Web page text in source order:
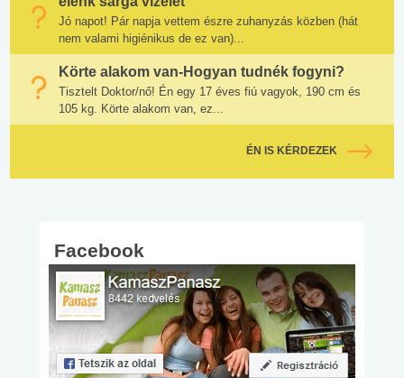
Jó napot! Pár napja vettem észre zuhanyzás közben (hát
nem valami higiénikus de ez van)...
Körte alakom van-Hogyan tudnék fogyni?
Tisztelt Doktor/nő! Én egy 17 éves fiú vagyok, 190 cm és
105 kg. Körte alakom van, ez...
ÉN IS KÉRDEZEK
Facebook